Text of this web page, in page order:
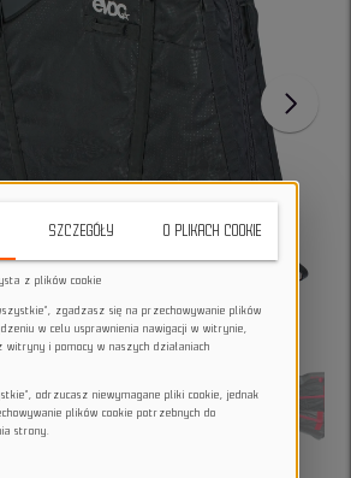
SZCZEGÓŁY O PLIKACH COOKIE
z plików cookie
zgadzasz się na przechowywanie plików
w celu usprawnienia nawigacji w witrynie,
i pomocy w naszych działaniach
odrzucasz niewymagane pliki cookie, jednak
plików cookie potrzebnych do
strony.